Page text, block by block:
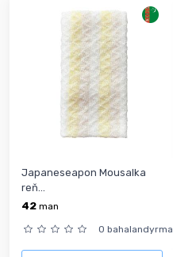
Japaneseapon Mousalka
reň...
42 man
0 bahalandyrma